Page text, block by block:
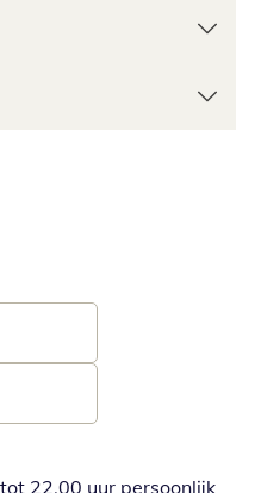
22.00 uur persoonlijk